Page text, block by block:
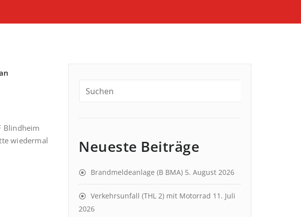
Blindheim
wiedermal
Neueste Beiträge
Brandmeldeanlage (B BMA) 5. August 2026
Verkehrsunfall (THL 2) mit Motorrad 11. Juli
2026